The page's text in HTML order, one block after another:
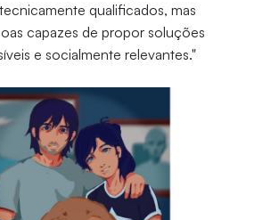
qualificados, mas
capazes de propor soluções
e socialmente relevantes."